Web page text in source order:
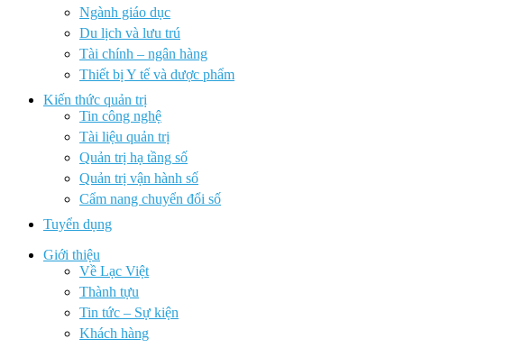
Ngành giáo dục
Du lịch và lưu trú
Tài chính – ngân hàng
Thiết bị Y tế và dược phẩm
Kiến thức quản trị
Tin công nghệ
Tài liệu quản trị
Quản trị hạ tầng số
Quản trị vận hành số
Cẩm nang chuyển đổi số
Tuyển dụng
Giới thiệu
Về Lạc Việt
Thành tựu
Tin tức – Sự kiện
Khách hàng